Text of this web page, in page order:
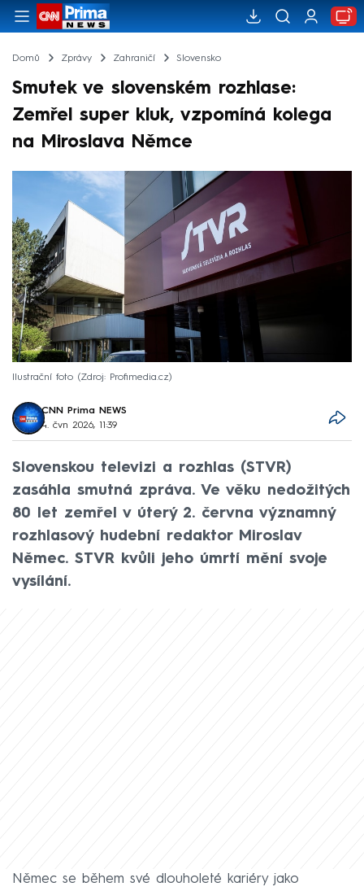
Domů Zprávy Zahraničí Slovensko
Smutek ve slovenském rozhlase:
Zemřel super kluk, vzpomíná kolega
na Miroslava Němce
Ilustrační foto Zdroj: Profimedia.cz
CNN Prima NEWS
4. čvn 2026, 11:39
Slovenskou televizi a rozhlas (STVR)
zasáhla smutná zpráva. Ve věku nedožitých
80 let zemřel v úterý 2. června významný
rozhlasový hudební redaktor Miroslav
Němec. STVR kvůli jeho úmrtí mění svoje
vysílání.
Němec se během své dlouholeté kariéry jako